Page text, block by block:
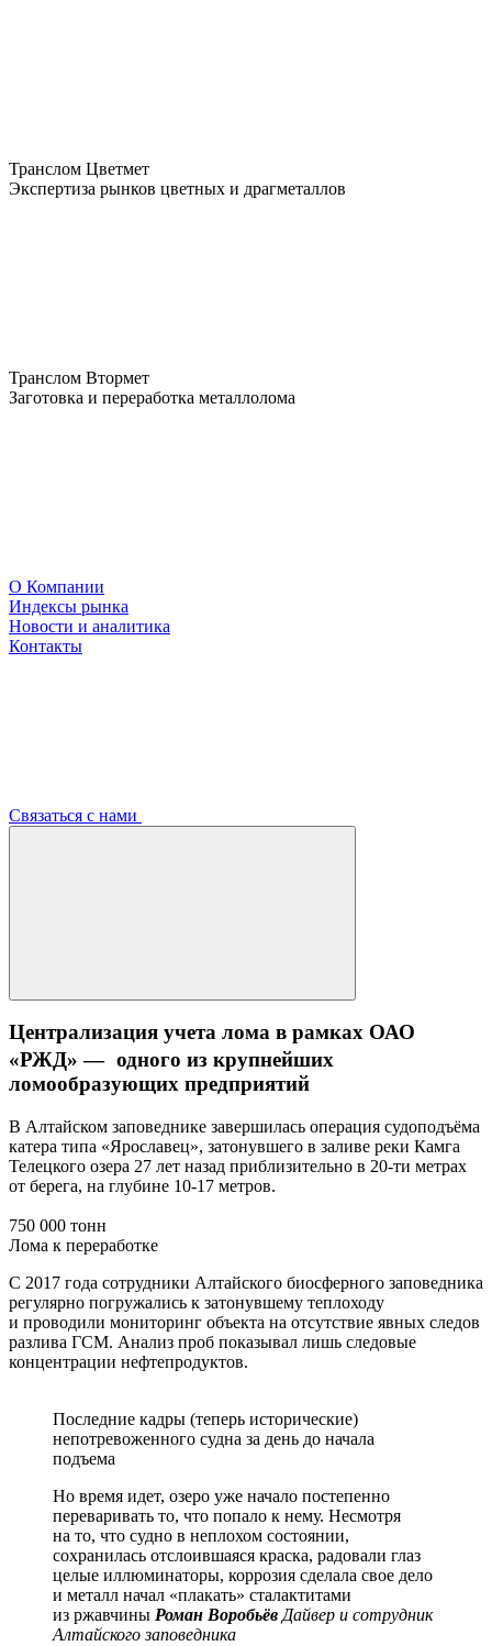
Транслом Цветмет
Экспертиза рынков цветных и драгметаллов
Транслом Втормет
Заготовка и переработка металлолома
О Компании
Индексы рынка
Новости и аналитика
Контакты
Связаться с нами
Централизация учета лома в рамках ОАО
«РЖД» — одного из крупнейших
ломообразующих предприятий
В Алтайском заповеднике завершилась операция судоподъёма
катера типа «Ярославец», затонувшего в заливе реки Камга
Телецкого озера 27 лет назад приблизительно в 20-ти метрах
от берега, на глубине 10-17 метров.
750 000 тонн
Лома к переработке
С 2017 года сотрудники Алтайского биосферного заповедника
регулярно погружались к затонувшему теплоходу
и проводили мониторинг объекта на отсутствие явных следов
разлива ГСМ. Анализ проб показывал лишь следовые
концентрации нефтепродуктов.
Последние кадры (теперь исторические)
непотревоженного судна за день до начала
подъема
Но время идет, озеро уже начало постепенно
переваривать то, что попало к нему. Несмотря
на то, что судно в неплохом состоянии,
сохранилась отслоившаяся краска, радовали глаз
целые иллюминаторы, коррозия сделала свое дело
и металл начал «плакать» сталактитами
из ржавчины Роман Воробьёв Дайвер и сотрудник
Алтайского заповедника